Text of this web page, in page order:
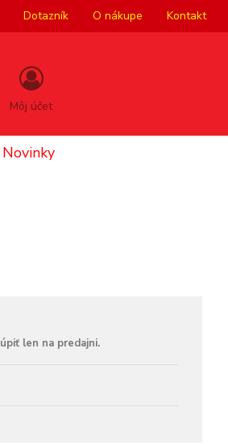
Dotazník O nákupe Kontakt
Môj účet
Novinky